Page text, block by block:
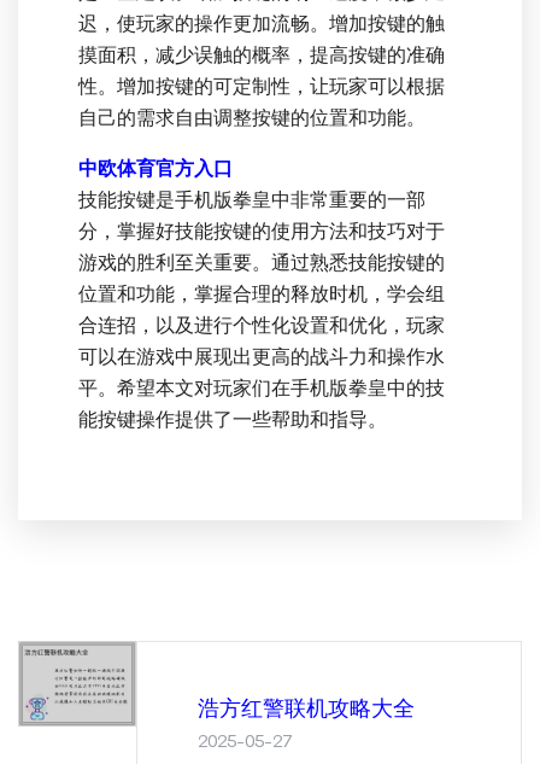
迟，使玩家的操作更加流畅。增加按键的触
摸面积，减少误触的概率，提高按键的准确
性。增加按键的可定制性，让玩家可以根据
自己的需求自由调整按键的位置和功能。
中欧体育官方入口
技能按键是手机版拳皇中非常重要的一部
分，掌握好技能按键的使用方法和技巧对于
游戏的胜利至关重要。通过熟悉技能按键的
位置和功能，掌握合理的释放时机，学会组
合连招，以及进行个性化设置和优化，玩家
可以在游戏中展现出更高的战斗力和操作水
平。希望本文对玩家们在手机版拳皇中的技
能按键操作提供了一些帮助和指导。
浩方红警联机攻略大全
2025-05-27